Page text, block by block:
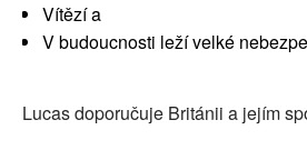
Vítězí a
V budoucnosti leží velké
Lucas doporučuje Británii a jejím